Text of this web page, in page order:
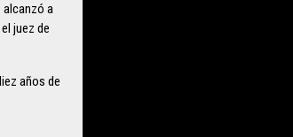
alcanzó a
juez de
años de